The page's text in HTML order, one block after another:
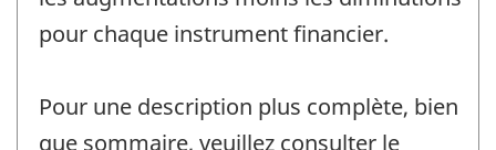
pour chaque instrument financier.
Pour une description plus complète, bien
que sommaire, veuillez consulter le